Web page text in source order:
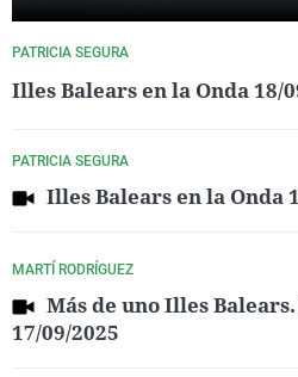
PATRICIA SEGURA
Illes Balears en la Onda 18/
PATRICIA SEGURA
Illes Balears en la Onda
MARTÍ RODRÍGUEZ
Más de uno Illes
17/09/2025